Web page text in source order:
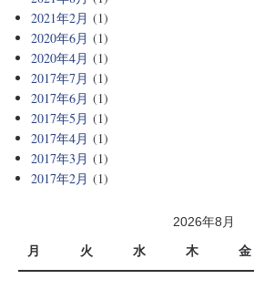
2021年2月 (1)
2020年6月 (1)
2020年4月 (1)
2017年7月 (1)
2017年6月 (1)
2017年5月 (1)
2017年4月 (1)
2017年3月 (1)
2017年2月 (1)
2026年8月
月
火 水 木 金